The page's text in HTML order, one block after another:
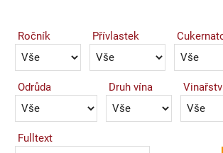
Ročník Přívlastek
Odrůda Druh vína
Fulltext